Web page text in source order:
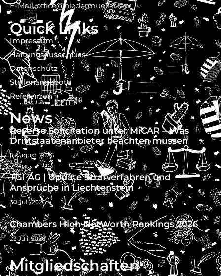
E-Mail: office@niedermueller.law
Quick Links
Impressum
Haftungsausschluss
Datenschutz
Stellenangebote
Referenzen
News
Reverse Solicitation unter MiCAR – Was
Drittstaatenanbieter beachten müssen
5 August, 2026
TGI AG | Update Strafverfahren und
Ansprüche in Liechtenstein
30 Juli, 2026
Chambers High NetWorth Rankings 2026
23 Juli, 2026
Mitgliedschaften